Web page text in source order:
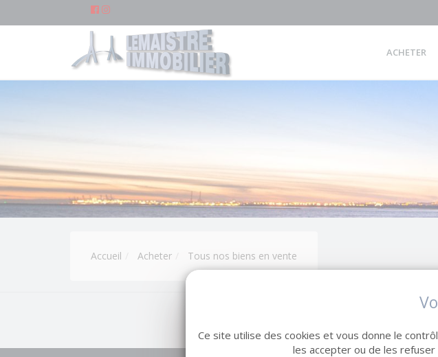
ACHETER
Accueil Acheter Tous nos biens en vente
Ce site utilise des cookies et vous donne le
les accepter ou de les